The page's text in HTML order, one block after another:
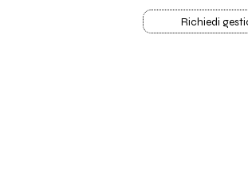
Richiedi